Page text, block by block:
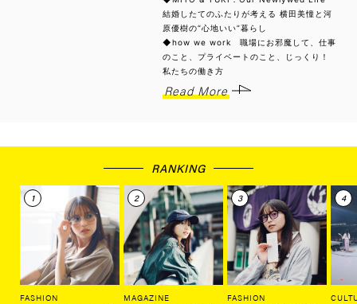
結婚したてのふたりが考える 横田美憧と河
原優樹の“心地いい”暮らし
◆how we work 職場にお邪魔して、仕事
のこと、プライベートのこと、じっくり！
私たちの働き方
Read More
RANKING
FASHION
MAGAZINE
FASHION